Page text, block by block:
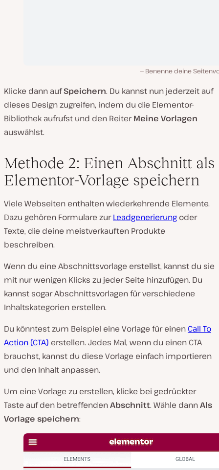
Benenne deine
Klicke dann aufSpeichern. Du kannst nun jederzeit auf
dieses Design zugreifen, indem du die Elementor-
Bibliothek aufrufst und den ReiterMeine Vorlagen
auswählst.
Methode 2: Einen Abschnitt als
Elementor-Vorlage speichern
Viele Webseiten enthalten wiederkehrende Elemente.
Dazu gehören Formulare zurLeadgenerierung oder
Texte, die deine meistverkauften Produkte
beschreiben.
Wenn du eine Abschnittsvorlage erstellst, kannst du sie
mit nur wenigen Klicks zu jeder Seite hinzufügen. Du
kannst sogar Abschnittsvorlagen für verschiedene
Inhaltskategorien erstellen.
Du könntest zum Beispiel eine Vorlage für einen Call To
Action (CTA) erstellen. Jedes Mal, wenn du einen CTA
brauchst, kannst du diese Vorlage einfach importieren
und den Inhalt anpassen.
Um eine Vorlage zu erstellen, klicke bei gedrückter
Taste auf den betreffendenAbschnitt. Wähle dannAls
Vorlage speichern: